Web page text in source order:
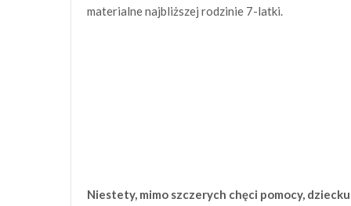
materialne najbliższej rodzinie 7-latki.
Niestety, mimo szczerych chęci pomocy,